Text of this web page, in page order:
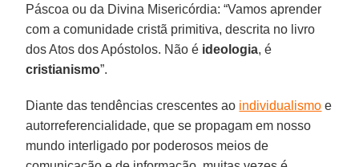
Páscoa ou da Divina Misericórdia: “Vamos aprender
com a comunidade cristã primitiva, descrita no livro
dos Atos dos Apóstolos. Não é ideologia, é
cristianismo”.
Diante das tendências crescentes ao individualismo e
autorreferencialidade, que se propagam em nosso
mundo interligado por poderosos meios de